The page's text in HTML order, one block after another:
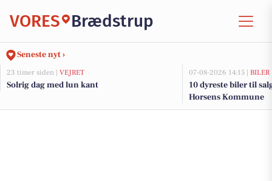
VORES Brædstrup
Seneste nyt ›
23 timer siden | VEJRET
Solrig dag med lun kant
07-08-2026 14:15 | BILER
10 dyreste biler til
Horsens Kommune